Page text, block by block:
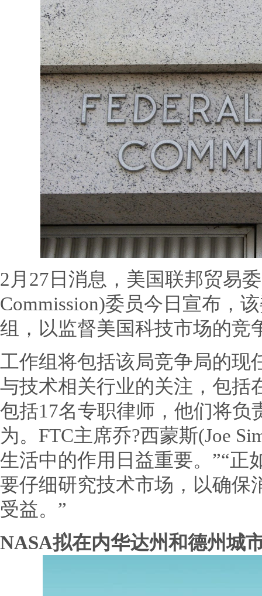
2月27日消息，美国联邦贸易委
Commission)委员今日宣布，
组，以监督美国科技市场的竞
工作组将包括该局竞争局的现
与技术相关行业的关注，包括
包括17名专职律师，他们将负
为。FTC主席乔?西蒙斯(Joe
生活中的作用日益重要。”“正
要仔细研究技术市场，以确保
受益。”
NASA拟在内华达州和德州城